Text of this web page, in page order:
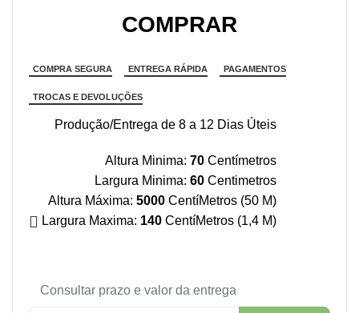
COMPRAR
COMPRA SEGURA ENTREGA RÁPIDA PAGAMENTOS
TROCAS E DEVOLUÇÕES
Produção/Entrega de 8 a 12 Dias Úteis
Altura Minima: 70 Centímetros
Largura Minima: 60 Centimetros
Altura Máxima: 5000 CentíMetros (50 M)
Largura Maxima: 140 CentíMetros (1,4 M)
Consultar prazo e valor da entrega